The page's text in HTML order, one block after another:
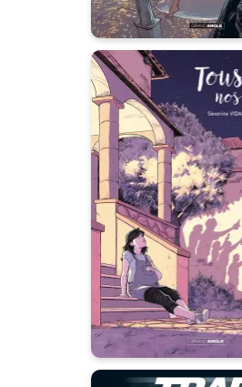
Tous nos
histoire
Date
26/06/2024
“- Par contre, on
sauf la chambre
une de tes lubies ?
du tout... une
a longtemps